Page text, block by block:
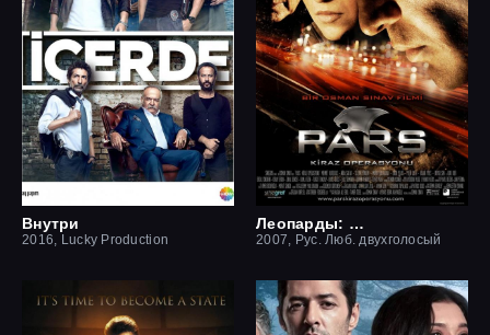
Внутри
2016, Lucky Production
Леопарды: Операция вишня
2007, Рус. Люб. двухголосый